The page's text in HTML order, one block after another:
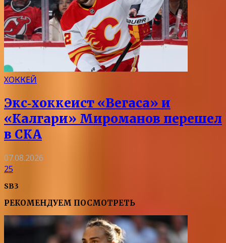
ХОККЕЙ
Экс‑хоккеист «Вегаса» и
«Калгари» Мироманов перешел
в СКА
07.08.2026
25
SB3
РЕКОМЕНДУЕМ ПОСМОТРЕТЬ